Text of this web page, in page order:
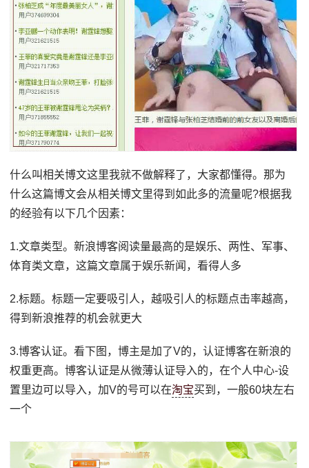
什么叫相关博文这里我就不做解释了，大家都懂得。那为
什么这篇博文会从相关博文里得到如此多的流量呢?根据我
的经验有以下几个因素：
1.文章类型。新浪博客阅读量最高的是娱乐、两性、军事、
体育类文章，这篇文章属于娱乐新闻，看得人多
2.标题。标题一定要吸引人，越吸引人的标题点击率越高，
得到新浪推荐的机会就更大
3.博客认证。看下图，博主是加了V的，认证博客在新浪的
权重更高。博客认证是从微薄认证导入的，在个人中心-设
置里边可以导入，加V的号可以在淘宝买到，一般60块左右
一个